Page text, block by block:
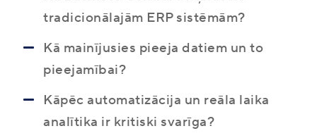
tradicionālajām ERP sistēmām?
Kā mainījusies pieeja datiem un to
pieejamībai?
Kāpēc automatizācija un reāla laika
analītika ir kritiski svarīga?